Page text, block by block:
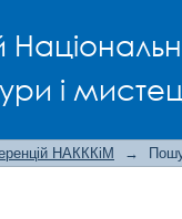
і
НАКККіМ →